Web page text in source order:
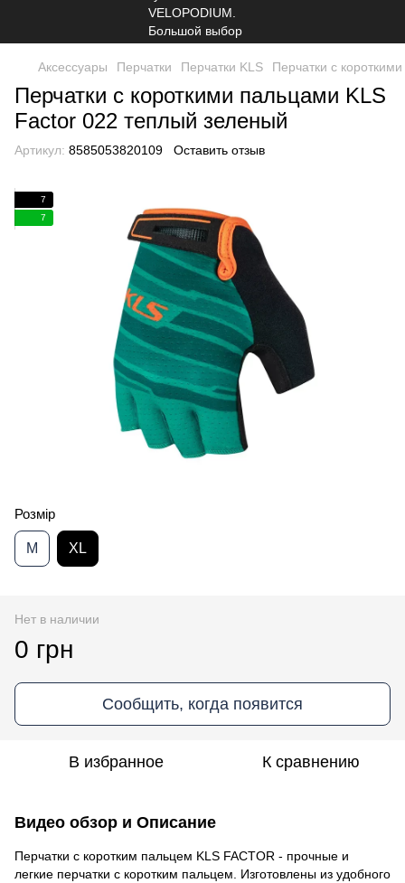
Аксессуары Перчатки Перчатки KLS Перчатки с
Перчатки с короткими пальцами KLS
Factor 022 теплый зеленый
Артикул: 8585053820109 Оставить отзыв
7
7
Розмір
M XL
Нет в наличии
0 грн
Сообщить, когда появится
В избранное К сравнению
Видео обзор и Описание
Перчатки с коротким пальцем KLS FACTOR - прочные и
легкие перчатки с коротким пальцем. Изготовлены из удобного